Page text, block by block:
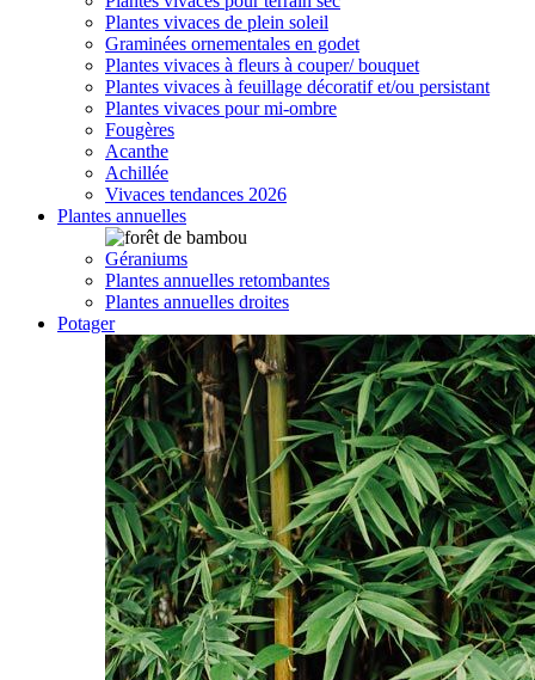
Plantes vivaces de plein soleil
Graminées ornementales en godet
Plantes vivaces à fleurs à couper/ bouquet
Plantes vivaces à feuillage décoratif et/ou persistant
Plantes vivaces pour mi-ombre
Fougères
Acanthe
Achillée
Vivaces tendances 2026
Plantes annuelles
Géraniums
Plantes annuelles retombantes
Plantes annuelles droites
Potager